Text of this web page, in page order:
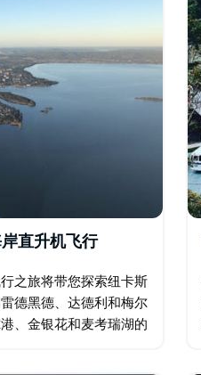
直升机飞行
之旅将带您探索纽卡斯
德黑德、达德利和梅尔
、金银花和麦考瑞湖的